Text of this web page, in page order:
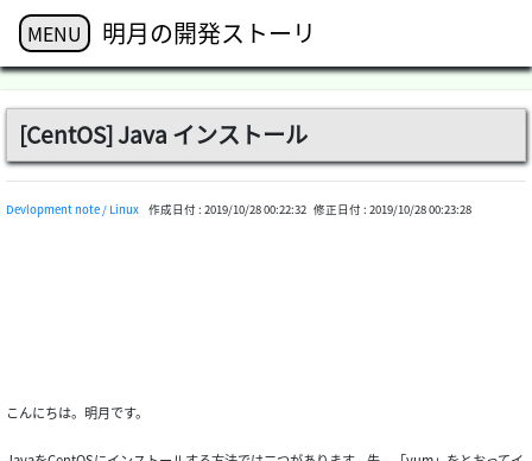
MENU 明月の開発ストーリ
[CentOS] Java インストール
Devlopment note / Linux 作成日付 : 2019/10/28 00:22:32 修正日付 : 2019/10/28 00:23:28
こんにちは。明月です。